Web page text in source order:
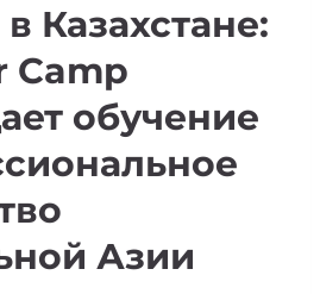
Казахстане:
Camp
обучение
Азии